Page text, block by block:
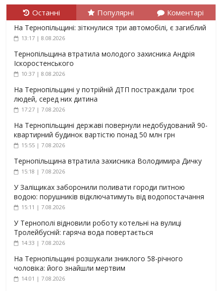
Останні Популярні Коментарі
На Тернопільщині: зіткнулися три автомобілі, є загиблий
13:17 | 8.08.2026
Тернопільщина втратила молодого захисника Андрія
Іскоростенського
10:37 | 8.08.2026
На Тернопільщині у потрійній ДТП постраждали троє
людей, серед них дитина
17:27 | 7.08.2026
На Тернопільщині державі повернули недобудований 90-
квартирний будинок вартістю понад 50 млн грн
15:55 | 7.08.2026
Тернопільщина втратила захисника Володимира Дичку
15:18 | 7.08.2026
У Заліщиках заборонили поливати городи питною
водою: порушників відключатимуть від водопостачання
15:11 | 7.08.2026
У Тернополі відновили роботу котельні на вулиці
Тролейбусній: гаряча вода повертається
14:33 | 7.08.2026
На Тернопільщині розшукали зниклого 58-річного
чоловіка: його знайшли мертвим
14:01 | 7.08.2026